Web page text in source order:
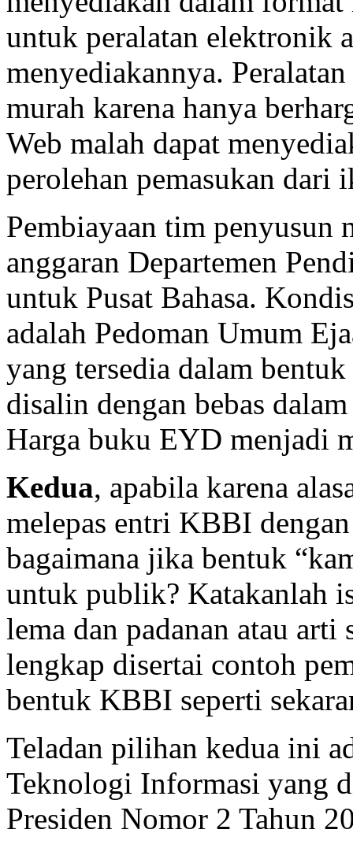
untuk peralatan elektronik
menyediakannya.
murah karena hanya
Web malah dapat
perolehan pemasukan dari
Pembiayaan tim penyusun
anggaran Departemen
untuk Pusat Bahasa.
adalah Pedoman Umum
yang tersedia dalam
disalin dengan bebas
Harga buku EYD menjadi
Kedua, apabila karena
melepas entri KBBI
bagaimana jika bentuk
untuk publik? Katakanlah
lema dan padanan atau
lengkap disertai contoh
bentuk KBBI seperti
Teladan pilihan kedua ini
Teknologi Informasi yang
Presiden Nomor 2 Tahun